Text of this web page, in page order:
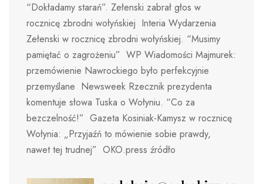
“Dokładamy starań”. Zełenski zabrał głos w
rocznicę zbrodni wołyńskiej Interia Wydarzenia
Zełenski w rocznicę zbrodni wołyńskiej. “Musimy
pamiętać o zagrożeniu” WP Wiadomości Majmurek:
przemówienie Nawrockiego było perfekcyjnie
przemyślane Newsweek Rzecznik prezydenta
komentuje słowa Tuska o Wołyniu. “Co za
bezczelność!” Gazeta Kosiniak-Kamysz w rocznicę
Wołynia: „Przyjaźń to mówienie sobie prawdy,
nawet tej trudnej” OKO.press źródło